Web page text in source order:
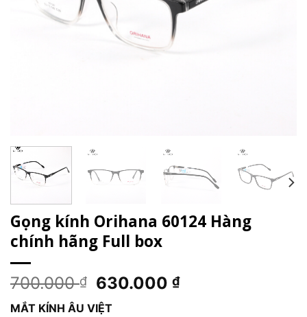
Gọng kính Orihana 60124 Hàng
chính hãng Full box
700.000₫
Giá
gốc
630.000₫Giá
MẮT KÍNH ÂU VIỆT